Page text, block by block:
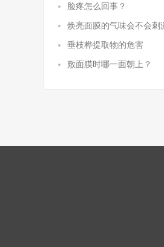
脸疼怎么回事？
焕亮面膜的气味会不会刺
垂枝桦提取物的危害
敷面膜时哪一面朝上？